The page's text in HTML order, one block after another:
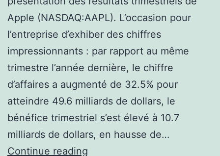
Apple (NASDAQ:AAPL). L’occasion pour
l’entreprise d’exhiber des chiffres
impressionnants : par rapport au même
trimestre l’année dernière, le chiffre
d’affaires a augmenté de 32.5% pour
atteindre 49.6 milliards de dollars, le
bénéfice trimestriel s’est élevé à 10.7
milliards de dollars, en hausse de…
Continue reading